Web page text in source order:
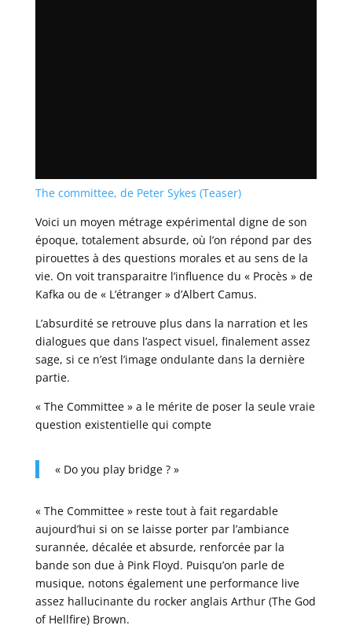
The committee, de Peter Sykes (Teaser)
Voici un moyen métrage expérimental digne de son
époque, totalement absurde, où l’on répond par des
pirouettes à des questions morales et au sens de la
vie. On voit transparaitre l’influence du « Procès » de
Kafka ou de « L’étranger » d’Albert Camus.
L’absurdité se retrouve plus dans la narration et les
dialogues que dans l’aspect visuel, finalement assez
sage, si ce n’est l’image ondulante dans la dernière
partie.
« The Committee » a le mérite de poser la seule vraie
question existentielle qui compte
« Do you play bridge ? »
« The Committee » reste tout à fait regardable
aujourd’hui si on se laisse porter par l’ambiance
surannée, décalée et absurde, renforcée par la
bande son due à Pink Floyd. Puisqu’on parle de
musique, notons également une performance live
assez hallucinante du rocker anglais Arthur (The God
of Hellfire) Brown.